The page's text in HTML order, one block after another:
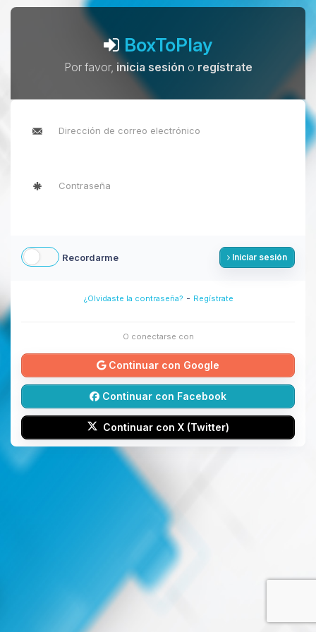
BoxToPlay
Por favor, inicia sesión o regístrate
Recordarme Iniciar sesión
¿Olvidaste la contraseña? - Regístrate
O conectarse con
Continuar con Google
Continuar con Facebook
Continuar con X (Twitter)